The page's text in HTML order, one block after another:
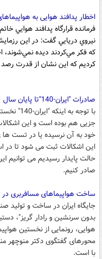
اخطار پدافند هوایی به
نيروي دريايي گفت: در اين
كه فكر مي‌كردند ديده نمي‌شوند،
كرديم كه اين نشان از قدرت رصد
صادرات "ایران-140"تا پایان سال
با توجه
جزیی هم بوده است و این
خود به آن نرسیده یا در تست
این اشکالات ثبت می شود تا
حالت پایدار رسیدیم می توانیم
صادر کنیم.
ساخت هواپیماهای مسافربری در
جایگاه ایران در ساخت و تولید
بدون سرنشین و رادار گریز"،
هوایی، رونمایی از نخستین
محورهای گفتگوی دکتر منوچهر
با است.